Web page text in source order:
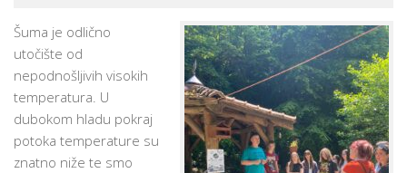
Šuma je odlično
utočište od
nepodnošljivih visokih
temperatura. U
dubokom hladu pokraj
potoka temperature su
znatno niže te smo